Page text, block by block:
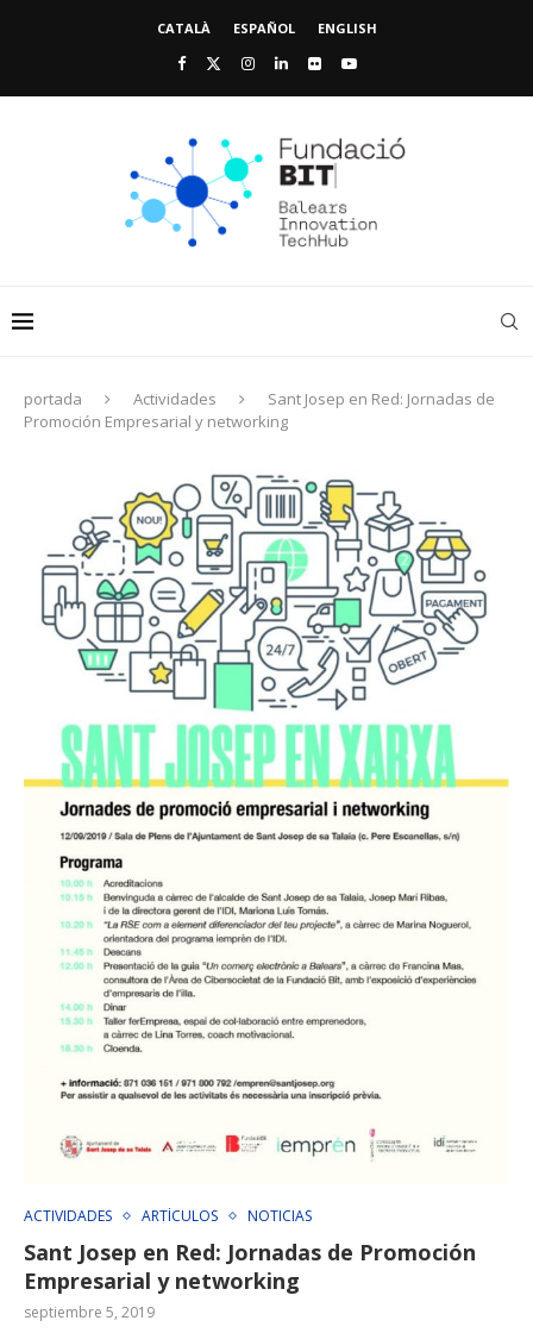
CATALÀ ESPAÑOL ENGLISH
portada Actividades
Sant Josep en Red: Jornadas de
Promoción Empresarial y networking
ACTIVIDADES ARTÍCULOS NOTICIAS
Sant Josep en Red: Jornadas de Promoción
Empresarial y networking
septiembre 5, 2019